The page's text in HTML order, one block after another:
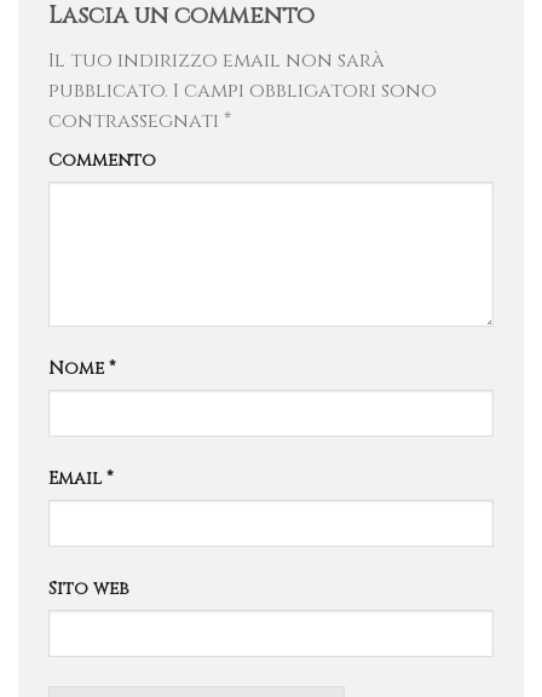
Lascia un commento
Il tuo indirizzo email non sarà
pubblicato. I campi obbligatori sono
contrassegnati *
Commento
Nome*
Email*
Sito web